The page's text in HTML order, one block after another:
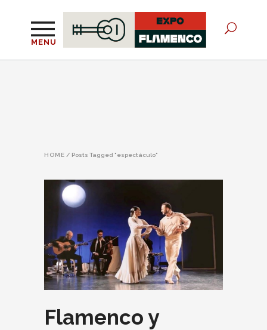
MENU
HOME / Posts Tagged "espectáculo"
Flamenco y